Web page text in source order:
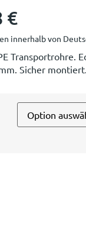
€
innerhalb von
Transportrohre.
Sicher montiert.